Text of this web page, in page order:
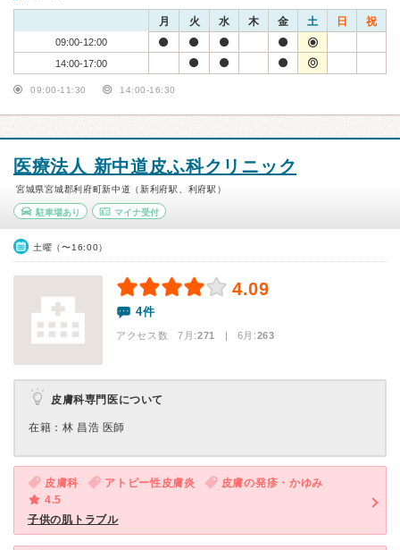
月 火 水 木 金 土 日 祝
09:00-12:00
14:00-17:00
09:00-11:30 14:00-16:30
医療法人 新中道皮ふ科クリニック
宮城県宮城郡利府町新中道（新利府駅、利府駅）
駐車場あり マイナ受付
土曜（〜16:00）
4.09
4件
アクセス数 7月:271 | 6月:263
皮膚科専門医について
在籍：林 昌浩 医師
皮膚科 アトピー性皮膚炎
皮膚の発疹・かゆみ
4.5
子供の肌トラブル